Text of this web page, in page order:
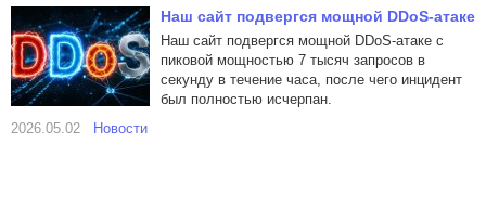
Наш сайт подвергся мощной DDoS-атаке
Наш сайт подвергся мощной DDoS-атаке с
пиковой мощностью 7 тысяч запросов в
секунду в течение часа, после чего инцидент
был полностью исчерпан.
2026.05.02
Новости